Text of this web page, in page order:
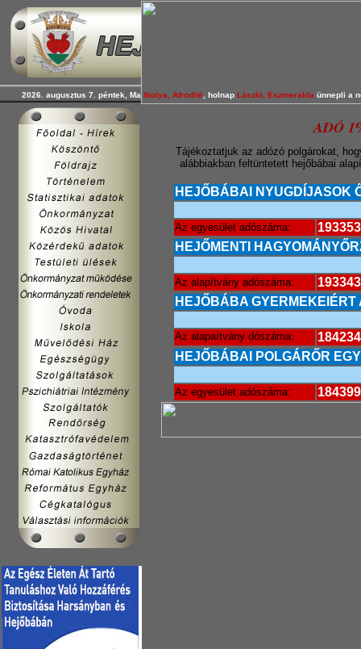
ADÓ
Tájékoztatjuk az adózó polgárokat,
alábbiakban feltüntetett hejőbábai
HEJŐBÁBAI NYUGDÍJASOK
Az egyesület adószáma:
HEJŐMENTI
Az alapítvány adószáma:
HEJŐBÁBA
Az alapaítvány dószáma:
HEJŐBÁBAI POLGÁRŐR
Az egyesület adószáma:
2026. augusztus 7. péntek, Ma Ibolya, Afrodité , holnap László, Eszmeralda ünnepli a